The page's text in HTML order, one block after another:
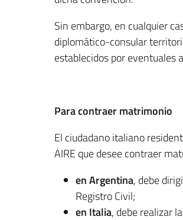
Sin embargo, en cualquier
diplomático-consular
establecidos por eventuales
Para contraer matrimonio
El ciudadano italiano
AIRE que desee contraer
en Argentina, debe
Registro Civil;
en Italia, debe realizar